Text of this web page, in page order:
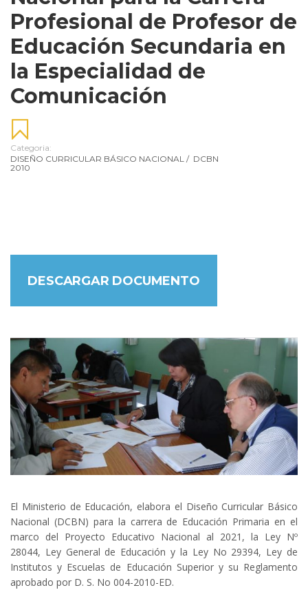
Profesional de Profesor de
Educación Secundaria en
la Especialidad de
Comunicación
Categoria:
DISEÑO CURRICULAR BÁSICO NACIONAL / DCBN
2010
DESCARGAR DOCUMENTO
El Ministerio de Educación, elabora el Diseño Curricular Básico
Nacional (DCBN) para la carrera de Educación Primaria en el
marco del Proyecto Educativo Nacional al 2021, la Ley Nº
28044, Ley General de Educación y la Ley No 29394, Ley de
Institutos y Escuelas de Educación Superior y su Reglamento
aprobado por D. S. No 004-2010-ED.